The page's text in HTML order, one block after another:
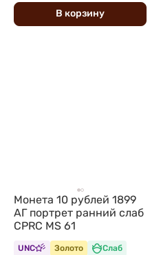
В корзину
Монета 10 рублей 1899
АГ портрет ранний слаб
CPRC MS 61
UNC Золото Слаб